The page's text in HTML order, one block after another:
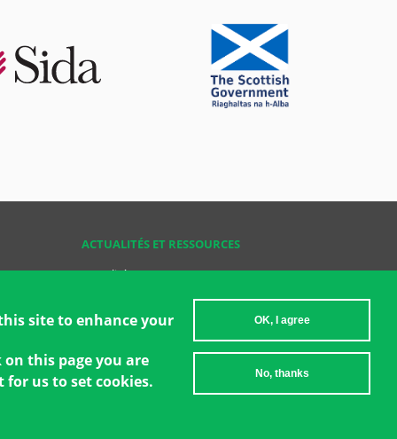
ACTUALITÉS ET RESSOURCES
Actualités
Ressources Clés
site to enhance your
this page you are
for us to set cookies.
OK, I agree
No, thanks